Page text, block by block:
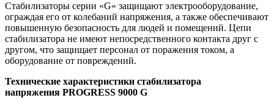
Стабилизаторы серии «G» защищают электрооборудование,
ограждая его от колебаний напряжения, а также обеспечивают
повышенную безопасность для людей и помещений. Цепи
стабилизатора не имеют непосредственного контакта друг с
другом, что защищает персонал от поражения током, а
оборудование от повреждений.
Технические характеристики стабилизатора
напряжения PROGRESS 9000 G